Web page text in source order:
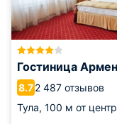
Гостиница
8.72 487 отзывов
Тула, 100 м от